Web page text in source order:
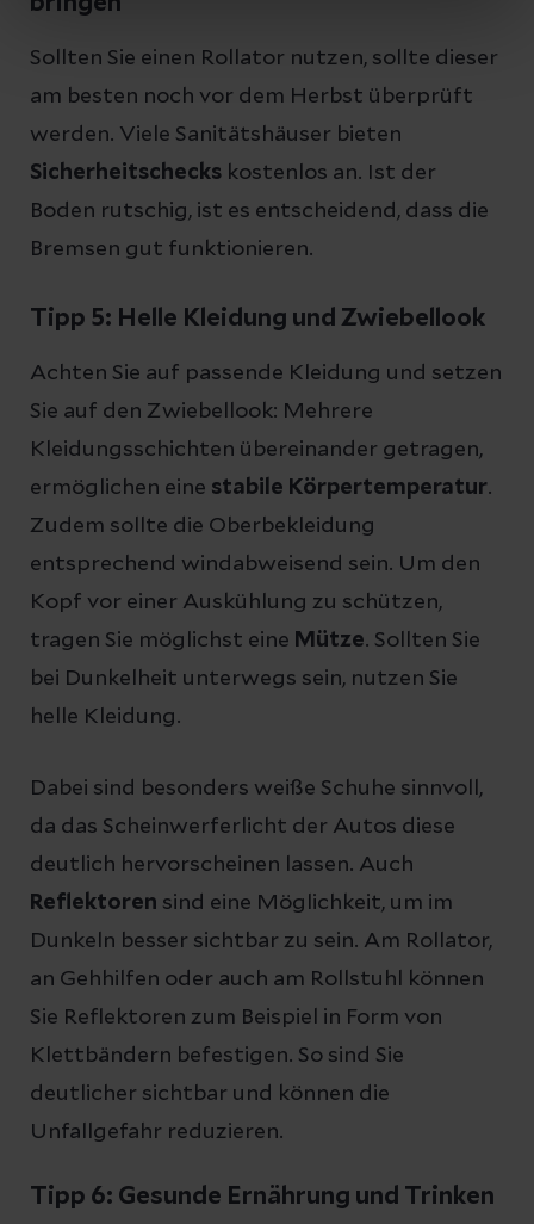
Sollten Sie einen Rollator nutzen, sollte dieser
am besten noch vor dem Herbst überprüft
werden. Viele Sanitätshäuser bieten
Sicherheitschecks kostenlos an. Ist der
Boden rutschig, ist es entscheidend, dass die
Bremsen gut funktionieren.
Tipp 5: Helle Kleidung und Zwiebellook
Achten Sie auf passende Kleidung und setzen
Sie auf den Zwiebellook: Mehrere
Kleidungsschichten übereinander getragen,
ermöglichen eine stabile Körpertemperatur.
Zudem sollte die Oberbekleidung
entsprechend windabweisend sein. Um den
Kopf vor einer Auskühlung zu schützen,
tragen Sie möglichst eine Mütze. Sollten Sie
bei Dunkelheit unterwegs sein, nutzen Sie
helle Kleidung.
Dabei sind besonders weiße Schuhe sinnvoll,
da das Scheinwerferlicht der Autos diese
deutlich hervorscheinen lassen. Auch
Reflektoren sind eine Möglichkeit, um im
Dunkeln besser sichtbar zu sein. Am Rollator,
an Gehhilfen oder auch am Rollstuhl können
Sie Reflektoren zum Beispiel in Form von
Klettbändern befestigen. So sind Sie
deutlicher sichtbar und können die
Unfallgefahr reduzieren.
Tipp 6: Gesunde Ernährung und Trinken